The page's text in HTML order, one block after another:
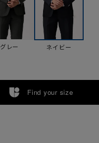
グレー ネイビー
Find your size